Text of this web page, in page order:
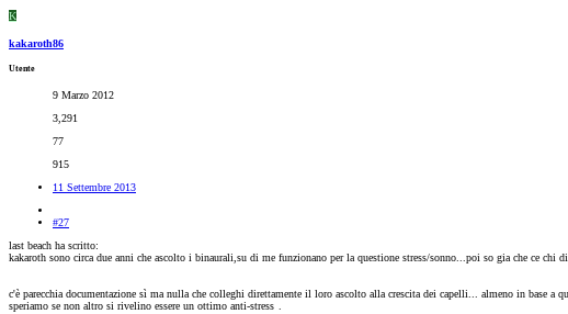
K
kakaroth86
Utente
9 Marzo 2012
3,291
77
915
11 Settembre 2013
#27
last beach ha scritto:
kakaroth sono circa due anni che ascolto i binaurali,su di me funzionano per la questione stress/sonno...poi so gia che ce chi
c'è parecchia documentazione sì ma nulla che colleghi direttamente il loro ascolto alla crescita dei capelli... almeno in base a
speriamo se non altro si rivelino essere un ottimo anti-stress .